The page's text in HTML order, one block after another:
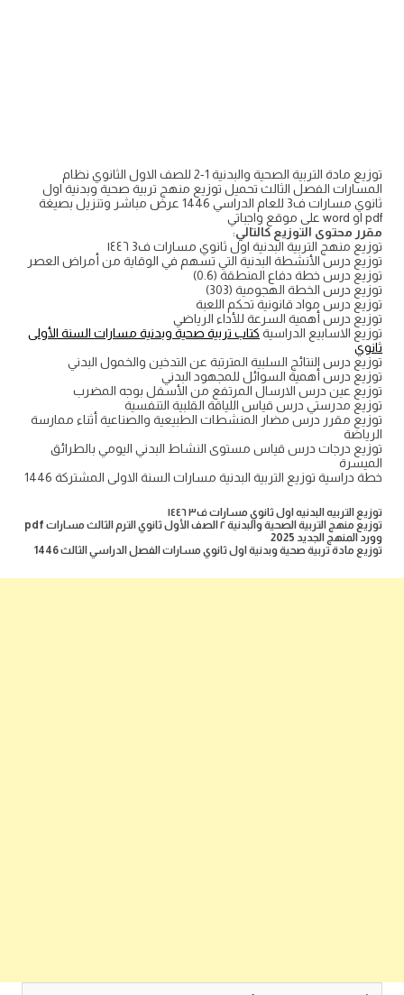
توزيع مادة التربية الصحية والبدنية 1-2 للصف الاول الثانوي نظام
المسارات الفصل الثالث تحميل توزيع منهج تربية صحية وبدنية اول
ثانوي مسارات ف3 للعام الدراسي 1446 عرض مباشر وتنزيل بصيغة
pdf او word على موقع واجباتي
مقرر محتوى التوزيع كالتالي:
توزيع منهج التربية البدنية اول ثانوي مسارات ف3 ١٤٤٦
توزيع درس الأنشطة البدنية التي تسهم في الوقاية من أمراض العصر
توزيع درس خطة دفاع المنطقة (0.6)
توزيع درس الخطة الهجومية (303)
توزيع درس مواد قانونية تحكم اللعبة
توزيع درس أهمية السرعة للأداء الرياضي
توزيع الاسابيع الدراسية كتاب تربية صحية وبدنية مسارات السنة الأولى
ثانوي
توزيع درس النتائج السلبية المترتبة عن التدخين والخمول البدني
توزيع درس أهمية السوائل للمجهود البدني
توزيع عين درس الارسال المرتفع من الأسفل بوجه المضرب
توزيع مدرستي درس قياس اللياقة القلبية التنفسية
توزيع مقرر درس مضار المنشطات الطبيعية والصناعية أثناء ممارسة
الرياضة
توزيع درجات درس قياس مستوى النشاط البدني اليومي بالطرائق
الميسرة
خطة دراسية توزيع التربية البدنية مسارات السنة الاولى المشتركة 1446
توزيع التربيه البدنيه اول ثانوي مسارات ف٣ ١٤٤٦
توزيع منهج التربية الصحية والبدنية ٢ الصف الأول ثانوي الترم الثالث مسارات pdf
وورد المنهج الجديد 2025
توزيع مادة تربية صحية وبدنية اول ثانوي مسارات الفصل الدراسي الثالث 1446